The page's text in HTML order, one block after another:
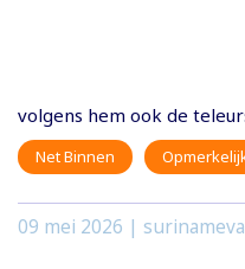
volgens hem ook de
Net Binnen
09 mei 2026 |